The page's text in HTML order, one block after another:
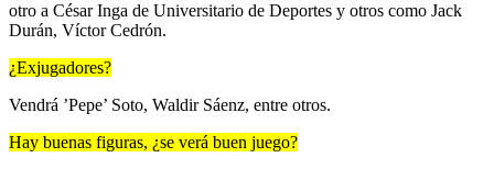
otro a César Inga de Universitario de Deportes y otros como Jack
Durán, Víctor Cedrón.
¿Exjugadores?
Vendrá ’Pepe’ Soto, Waldir Sáenz, entre otros.
Hay buenas figuras, ¿se verá buen juego?